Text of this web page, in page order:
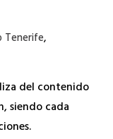
Tenerife,
del contenido
siendo cada